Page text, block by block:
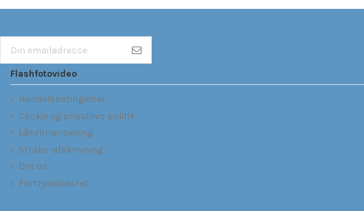
Flashfotovideo
Handelsbetingelser
Cookie og privatlivs politik
Lån/finansiering
Straks-afskrivning
Om os
Fortrydelsesret